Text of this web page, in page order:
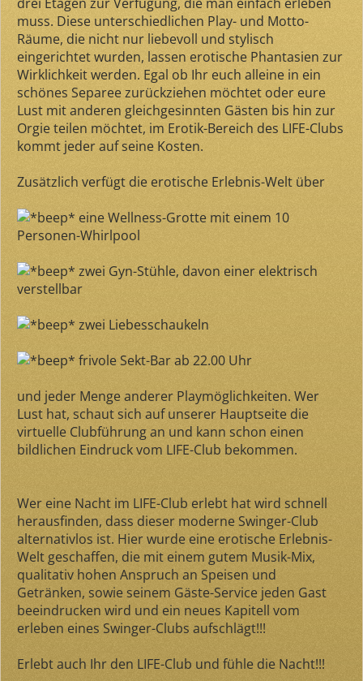
muss. Diese unterschiedlichen Play- und Motto-
Räume, die nicht nur liebevoll und stylisch
eingerichtet wurden, lassen erotische Phantasien zur
Wirklichkeit werden. Egal ob Ihr euch alleine in ein
schönes Separee zurückziehen möchtet oder eure
Lust mit anderen gleichgesinnten Gästen bis hin zur
Orgie teilen möchtet, im Erotik-Bereich des LIFE-Clubs
kommt jeder auf seine Kosten.
Zusätzlich verfügt die erotische Erlebnis-Welt über
eine Wellness-Grotte mit einem 10
Personen-Whirlpool
zwei Gyn-Stühle, davon einer elektrisch
verstellbar
zwei Liebesschaukeln
frivole Sekt-Bar ab 22.00 Uhr
und jeder Menge anderer Playmöglichkeiten. Wer
Lust hat, schaut sich auf unserer Hauptseite die
virtuelle Clubführung an und kann schon einen
bildlichen Eindruck vom LIFE-Club bekommen.
Wer eine Nacht im LIFE-Club erlebt hat wird schnell
herausfinden, dass dieser moderne Swinger-Club
alternativlos ist. Hier wurde eine erotische Erlebnis-
Welt geschaffen, die mit einem gutem Musik-Mix,
qualitativ hohen Anspruch an Speisen und
Getränken, sowie seinem Gäste-Service jeden Gast
beeindrucken wird und ein neues Kapitell vom
erleben eines Swinger-Clubs aufschlägt!!!
Erlebt auch Ihr den LIFE-Club und fühle die Nacht!!!